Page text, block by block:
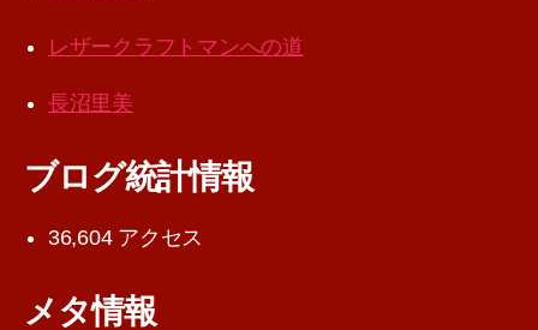
レザークラフトマンへの道
長沼里美
ブログ統計情報
36,604 アクセス
メタ情報